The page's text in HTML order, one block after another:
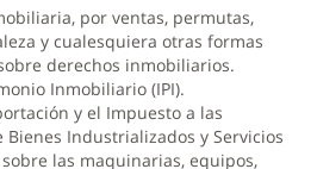
por ventas, permutas,
y cualesquiera otras formas
derechos inmobiliarios.
Inmobiliario (IPI).
y el Impuesto a las
Bienes Industrializados y Servicios
sobre las maquinarias, equipos,